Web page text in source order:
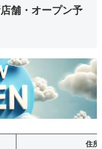
舗・オープン予
住所